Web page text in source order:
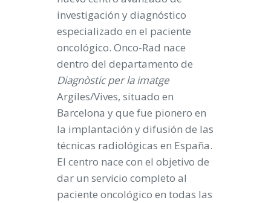
investigación y diagnóstico
especializado en el paciente
oncológico. Onco-Rad nace
dentro del departamento de
Diagnòstic per la imatge
Argiles/Vives, situado en
Barcelona y que fue pionero en
la implantación y difusión de las
técnicas radiológicas en España.
El centro nace con el objetivo de
dar un servicio completo al
paciente oncológico en todas las